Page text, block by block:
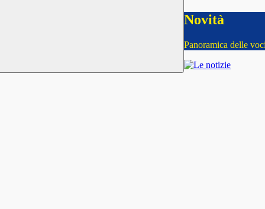
Novità
Panoramica delle